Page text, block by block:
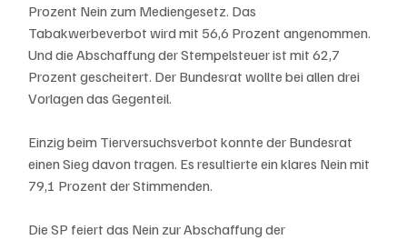
Prozent Nein zum Mediengesetz. Das
Tabakwerbeverbot wird mit 56,6 Prozent angenommen.
Und die Abschaffung der Stempelsteuer ist mit 62,7
Prozent gescheitert. Der Bundesrat wollte bei allen drei
Vorlagen das Gegenteil.
Einzig beim Tierversuchsverbot konnte der Bundesrat
einen Sieg davon tragen. Es resultierte ein klares Nein mit
79,1 Prozent der Stimmenden.
Die SP feiert das Nein zur Abschaffung der